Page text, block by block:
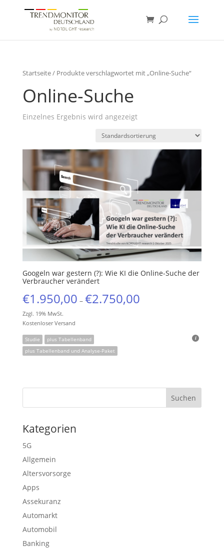
Startseite/ Produkte verschlagwortet mit „Online-Suche“
Online-Suche
Einzelnes Ergebnis wird angezeigt
Googeln war gestern (?): Wie KI die Online-Suche der
Verbraucher verändert
€1.950,00 – €2.750,00
Zzgl. 19% MwSt.
Kostenloser Versand
Studie
plus Tabellenband
plus Tabellenband und Analyse-Paket
Kategorien
5G
Allgemein
Altersvorsorge
Apps
Assekuranz
Automarkt
Automobil
Banking